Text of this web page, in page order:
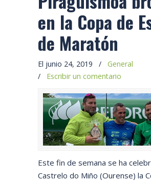
en la Copa de
de Maratón
El junio 24, 2019 /
General
/ Escribir un comentario
Este fin de semana se ha
Castrelo do Miño (Ourense) la